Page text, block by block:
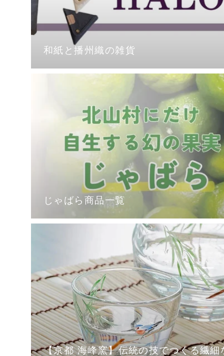
和紙と播州織の雑貨
じゃばら商品一覧
【京都 海峰窯】伝統の技でつくる繊細